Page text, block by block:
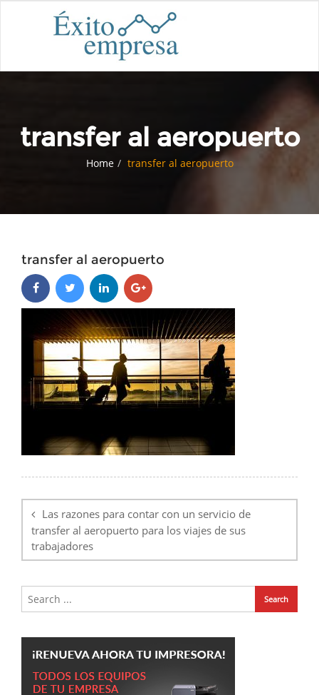
transfer al aeropuerto
Home transfer al aeropuerto
transfer al aeropuerto
de
entradas
Las razones para contar con un servicio de
transfer al aeropuerto para los viajes de sus
trabajadores